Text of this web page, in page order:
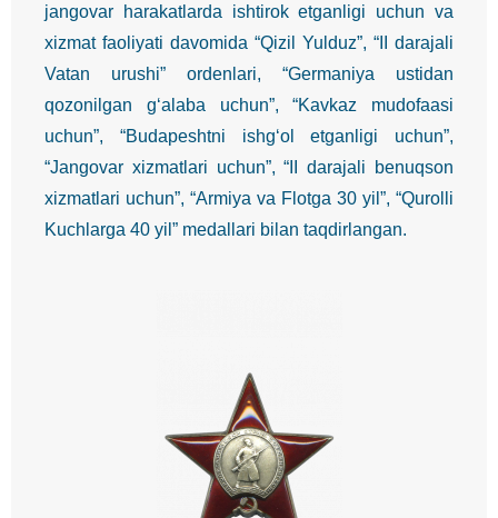
jangovar harakatlarda ishtirok etganligi uchun va
xizmat faoliyati davomida “Qizil Yulduz”, “II darajali
Vatan urushi” ordenlari, “Germaniya ustidan
qozonilgan g‘alaba uchun”, “Kavkaz mudofaasi
uchun”, “Budapeshtni ishg‘ol etganligi uchun”,
“Jangovar xizmatlari uchun”, “II darajali benuqson
xizmatlari uchun”, “Armiya va Flotga 30 yil”, “Qurolli
Kuchlarga 40 yil” medallari bilan taqdirlangan.